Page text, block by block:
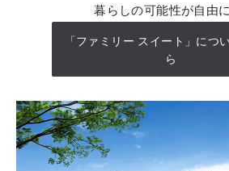
暮らしの可能性が自由
「ファミリー スイート」につ
ら